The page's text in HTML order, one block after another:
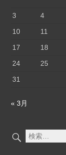
り
3
4
10
11
17
18
24
25
31
« 3月
検
索: